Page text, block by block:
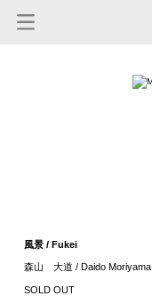
風景 / Fukei
森山 大道 / Daido Moriyama
SOLD OUT